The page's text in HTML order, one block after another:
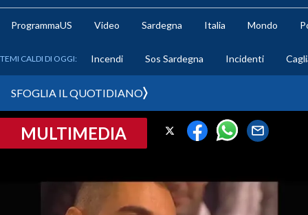
METEO
CRONACA SARDEGNA
PROVINCIA DI CAGLIARI
SULCIS IGLESIENTE
ProgrammaUS Video Sardegna Italia Mondo
TEMI CALDI DI OGGI: Incendi Sos Sardegna Incidenti
SFOGLIA IL QUOTIDIANO
MULTIMEDIA